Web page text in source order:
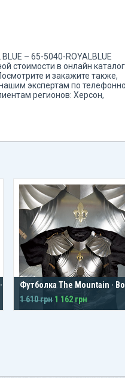
– 65-5040-ROYALBLUE
стоимости в онлайн
и закажите также,
экспертам по
регионов: Херсон,
Футболка The Mountain ·
1 610 грн 1 162 грн